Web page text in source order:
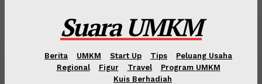
Suara UMKM
Berita UMKM Start Up Tips
Peluang Usaha
Regional
Figur Travel
Program UMKM
Kuis Berhadiah